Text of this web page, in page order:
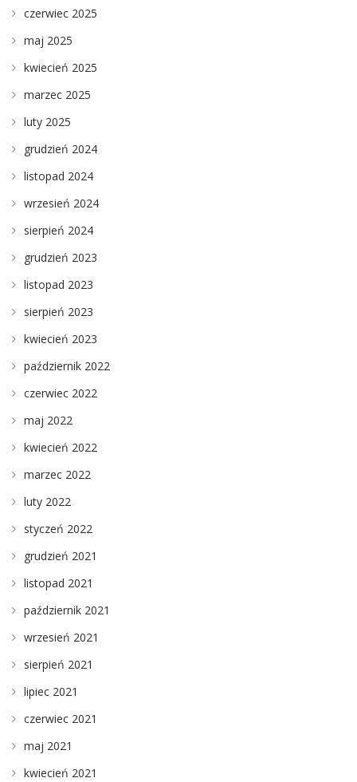
czerwiec 2025
maj 2025
kwiecień 2025
marzec 2025
luty 2025
grudzień 2024
listopad 2024
wrzesień 2024
sierpień 2024
grudzień 2023
listopad 2023
sierpień 2023
kwiecień 2023
październik 2022
czerwiec 2022
maj 2022
kwiecień 2022
marzec 2022
luty 2022
styczeń 2022
grudzień 2021
listopad 2021
październik 2021
wrzesień 2021
sierpień 2021
lipiec 2021
czerwiec 2021
maj 2021
kwiecień 2021